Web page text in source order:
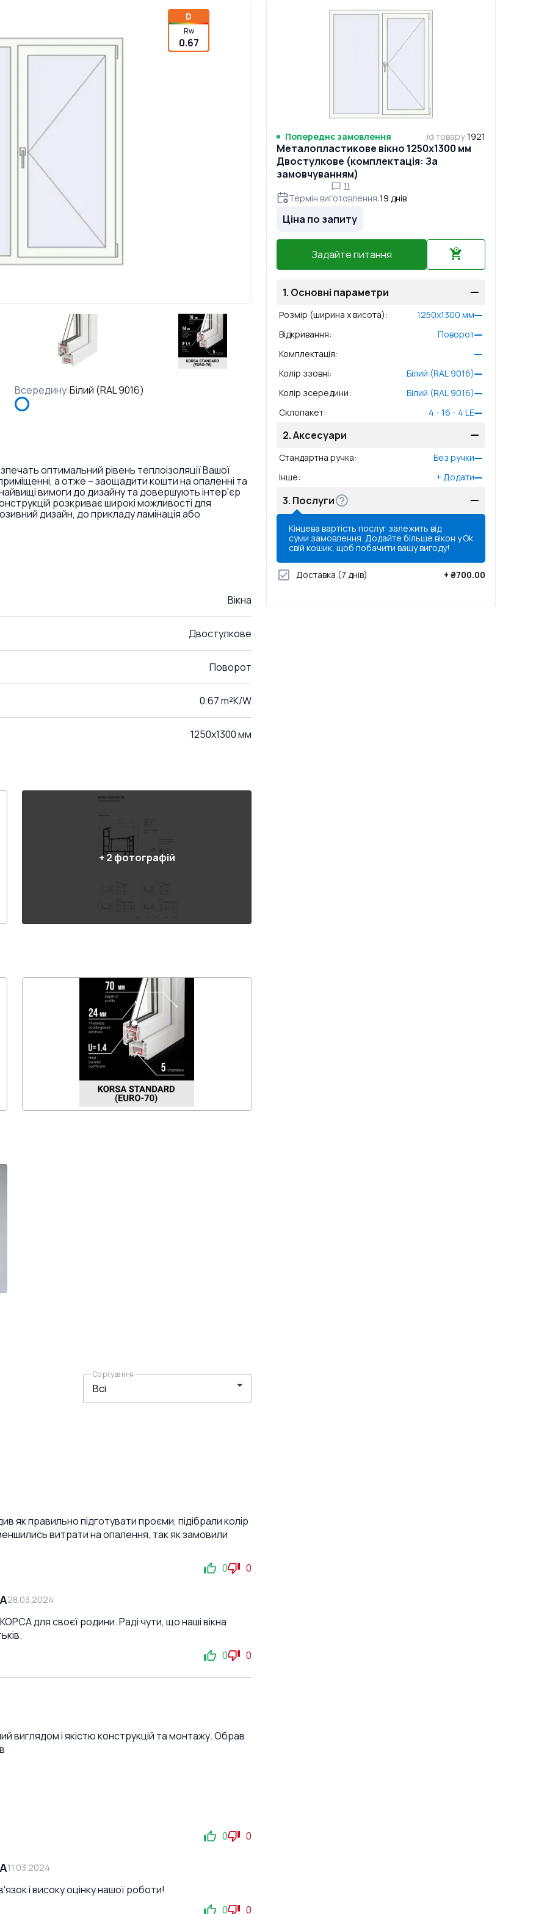
D
Rw
0.67
Всередину:Білий (RAL 9016)
оптимальний рівень теплоізоляції Вашої
а отже – заощадити кошти на опаленні та
вимоги до дизайну та довершують інтер'єр
розкриває широкі можливості для
дизайн, до прикладу ламінація або
Вікна
Двостулкове
Поворот
0.67 m²K/W
1250x1300 мм
+2 фотографій
Сортування
як правильно підготувати проєми, підібрали колір
витрати на опалення, так як замовили
0 0
28.03.2024
для своєї родини. Раді чути, що наші вікна
0
0
виглядом і якістю конструкцій та монтажу. Обрав
0 0
11.03.2024
і високу оцінку нашої роботи!
0
0
Попереднє замовлення id товару:1921
Металопластикове вікно 1250x1300 мм
Двостулкове (комплектація: За
замовчуванням)
11
Термін виготовлення:19 днів
Ціна по запиту
Задайте питання
1. Основні параметри
Розмір (ширина x висота): 1250x1300 мм
Відкривання:
Поворот
Комплектація:
Колір ззовні:
Білий (RAL 9016)
Колір зсередини:
Білий (RAL 9016)
Склопакет: 4 - 16 - 4 LE
2.Аксесуари
Стандартна ручка:
Без ручки
Інше: + Додати
3. Послуги
Кінцева вартість послуг залежить від
суми замовлення. Додайте більше вікон у
свій кошик, щоб побачити вашу вигоду!
Ok
Доставка (7 днів) + ₴700.00